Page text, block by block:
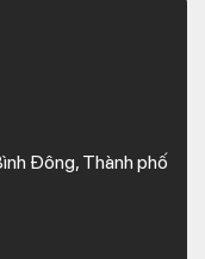
Đông, Thành phố